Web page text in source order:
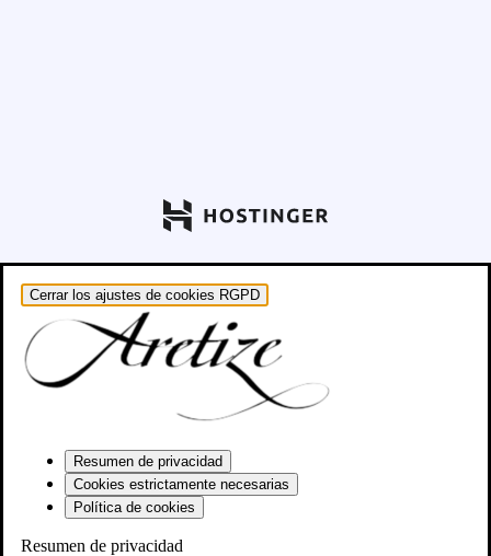
Cerrar los ajustes de cookies RGPD
Resumen de privacidad
Cookies estrictamente necesarias
Política de cookies
Resumen de privacidad